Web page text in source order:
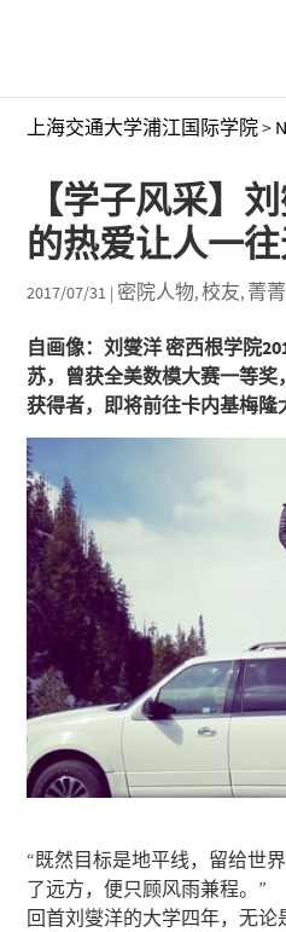
上海交通大学浦江国际学院>
【学子风采】
的热爱让人一
2017/07/31 | 密院人物,校友, 菁
自画像：刘燮洋 密西根学院
苏，曾获全美数模大赛一等奖
获得者，即将前往卡内基梅隆
“既然目标是地平线，留给世
了远方，便只顾风雨兼程。”
回首刘燮洋的大学四年，无